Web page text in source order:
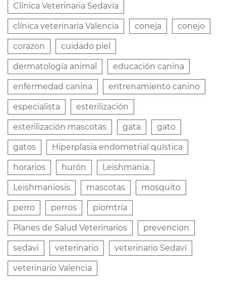
Clínica Veterinaria Sedavía
clínica veterinaria Valencia coneja conejo
corazon cuidado piel
dermatología animal educación canina
enfermedad canina entrenamiento canino
especialista esterilización
esterilización mascotas gata gato
gatos Hiperplasia endometrial quística
horarios hurón Leishmania
Leishmaniosis mascotas mosquito
perro perros piomtría
Planes de Salud Veterinarios prevencion
sedavi veterinario veterinario Sedaví
veterinario Valencia